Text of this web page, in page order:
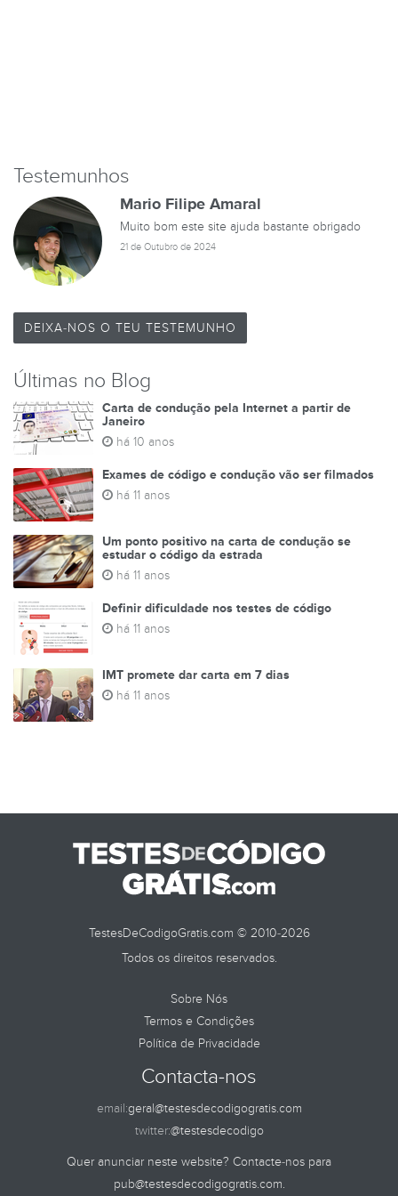
Testemunhos
Mario Filipe Amaral
Muito bom este site ajuda bastante obrigado
21 de Outubro de 2024
DEIXA-NOS O TEU TESTEMUNHO
Últimas no Blog
Carta de condução pela Internet a partir de
Janeiro
há 10 anos
Exames de código e condução vão ser filmados
há 11 anos
Um ponto positivo na carta de condução se
estudar o código da estrada
há 11 anos
Definir dificuldade nos testes de código
há 11 anos
IMT promete dar carta em 7 dias
há 11 anos
TestesDeCodigoGratis.com © 2010-2026
Todos os direitos reservados.
Sobre Nós
Termos e Condições
Política de Privacidade
Contacta-nos
email:geral@testesdecodigogratis.com
twitter:@testesdecodigo
Quer anunciar neste website? Contacte-nos para
pub@testesdecodigogratis.com.